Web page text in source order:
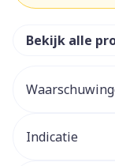
Bekijk alle
Indicatie